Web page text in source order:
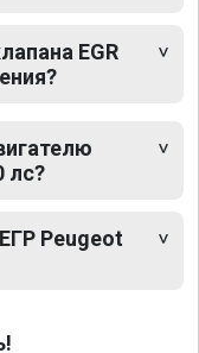
EGR
лс?
Peugeot